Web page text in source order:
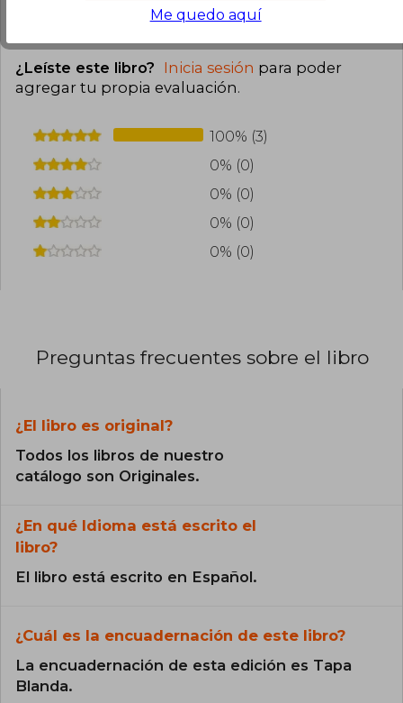
Esta opinión es útil 0
¿Leíste este libro? Inicia sesión para poder
agregar tu propia evaluación.
100% (3)
0% (0)
0% (0)
0% (0)
0% (0)
Preguntas frecuentes sobre el libro
¿El libro es original?
Todos los libros de nuestro
catálogo son Originales.
¿En qué Idioma está escrito el
libro?
El libro está escrito en Español.
¿Cuál es la encuadernación de este libro?
La encuadernación de esta edición es Tapa
Blanda.
Me quedo aquí